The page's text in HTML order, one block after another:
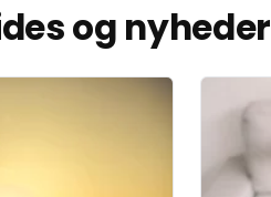
og nyheder